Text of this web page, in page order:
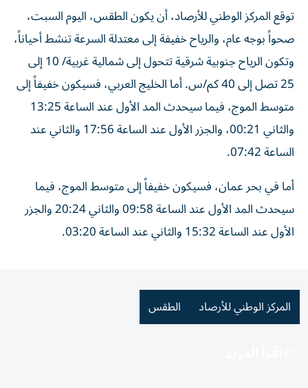
توقع المركز الوطني للأرصاد، أن يكون الطقس، اليوم السبت،
صحواً بوجه عام، والرياح خفيفة إلى معتدلة السرعة تنشط أحياناً،
وتكون الرياح جنوبية شرقية تتحول إلى شمالية غربية/ 10 إلى
25 تصل إلى 40 كم/س. أما الخليج العربي، فسيكون خفيفاً إلى
متوسط الموج، فيما سيحدث المد الأول عند الساعة 13:25
والثاني 00:21، والجزر الأول عند الساعة 17:56 والثاني عند
الساعة 07:42.
أما في بحر عمان، فسيكون خفيفاً إلى متوسط الموج، فيما
سيحدث المد الأول عند الساعة 09:58 والثاني 20:24 والجزر
الأول عند الساعة 15:32 والثاني عند الساعة 03:20.
المركز الوطني للأرصاد الطقس